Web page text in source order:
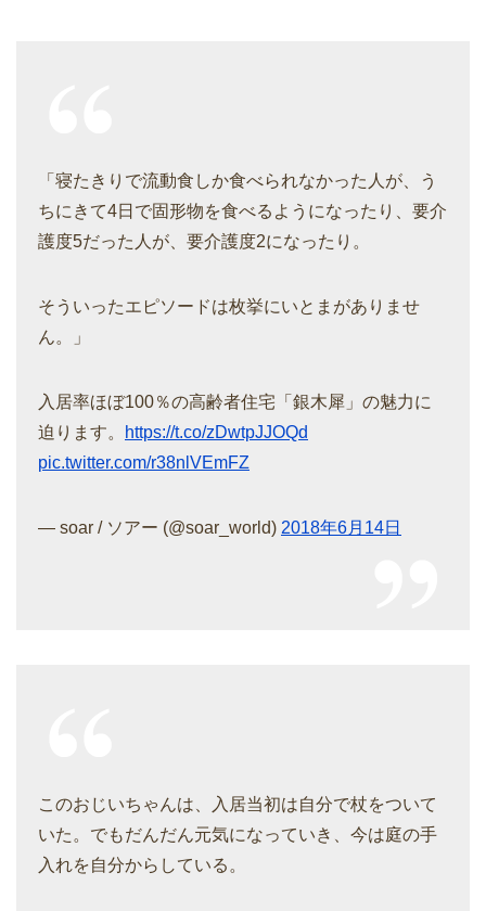
「寝たきりで流動食しか食べられなかった人が、う
ちにきて4日で固形物を食べるようになったり、要介
護度5だった人が、要介護度2になったり。
そういったエピソードは枚挙にいとまがありませ
ん。」
入居率ほぼ100％の高齢者住宅「銀木犀」の魅力に
迫ります。
https://t.co/zDwtpJJOQd
pic.twitter.com/r38nlVEmFZ
— soar / ソアー (@soar_world) 2018年6月14日
このおじいちゃんは、入居当初は自分で杖をついて
いた。でもだんだん元気になっていき、今は庭の手
入れを自分からしている。